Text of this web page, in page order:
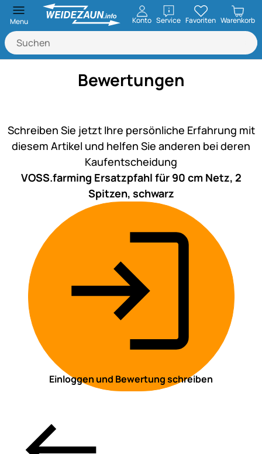
Menu Konto ServiceöffnenFavoriten Warenkorb
Bewertungen
Schreiben Sie jetzt Ihre persönliche Erfahrung mit
diesem Artikel und helfen Sie anderen bei deren
Kaufentscheidung
VOSS.farming Ersatzpfahl für 90 cm Netz, 2
Spitzen, schwarz
Einloggen und Bewertung schreiben